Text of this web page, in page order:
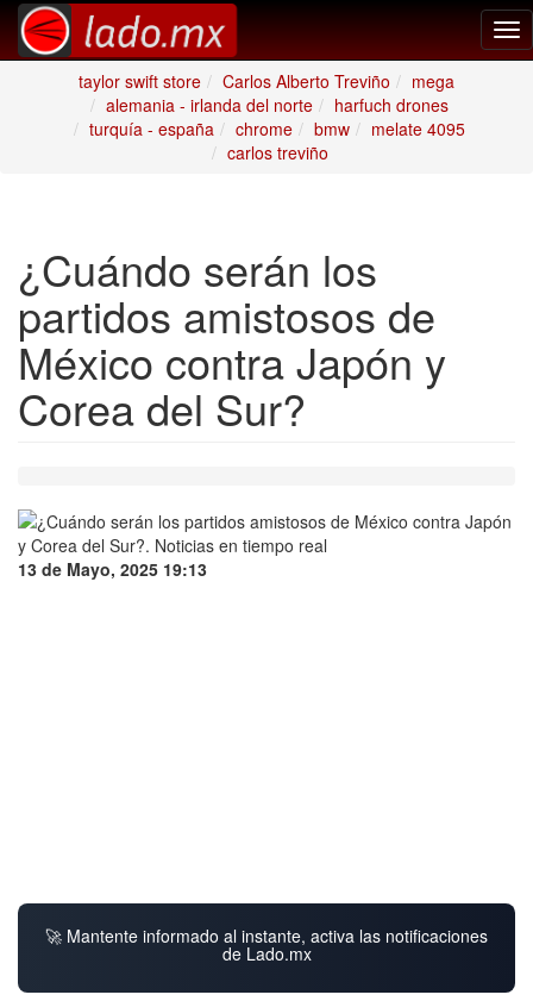
taylor swift store
Carlos Alberto Treviño
mega
alemania - irlanda del norte
harfuch drones
turquía - españa
chrome bmw
melate 4095
carlos treviño
¿Cuándo serán los
partidos amistosos de
México contra Japón y
Corea del Sur?
13 de Mayo, 2025 19:13
🚀 Mantente informado al instante, activa las notificaciones
de Lado.mx